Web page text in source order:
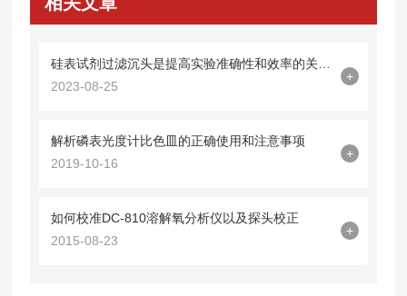
2023-08-25
+
解析磷表光度计比色皿的正确使用和注意事项
2019-10-16
+
如何校准DC-810溶解氧分析仪以及探头校正
2015-08-23
+